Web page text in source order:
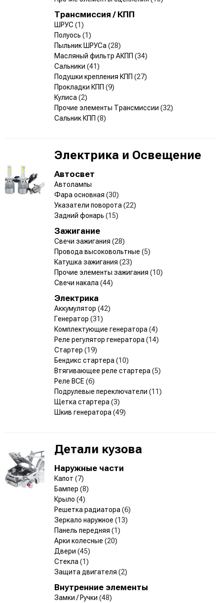
Трансмиссия / КПП
ШРУС (1)
Полуось (1)
Пыльник ШРУСа (28)
Масляный фильтр АКПП (34)
Сальники (41)
Подушки крепления КПП (27)
Прокладки КПП (9)
Кулиса (2)
Прочие элементы Трансмиссии (32)
Сальник КПП (8)
Электрика и Освещение
Автосвет
Автолампы
Фара основная (30)
Указатели поворота (22)
Задний фонарь (15)
Зажигание
Свечи зажигания (28)
Провода высоковольтные (5)
Катушка зажигания (23)
Прочие элементы зажигания (10)
Свечи накала (44)
Электрика
Аккумулятор (42)
Генератор (31)
Комплектующие генератора (4)
Реле регулятор генератора (14)
Стартер (19)
Бендикс стартера (10)
Втягивающее реле стартера (5)
Реле ВСЕ (6)
Подрулевые переключатели (11)
Щетка стартера (3)
Шкив генератора (49)
Детали кузова
Наружные части
Капот (7)
Бампер (8)
Крыло (4)
Решетка радиатора (6)
Зеркало наружное (13)
Панель передняя (1)
Арки колесные (20)
Двери (45)
Стекла (1)
Защита двигателя (2)
Внутренние элементы
Замки / Ручки (48)